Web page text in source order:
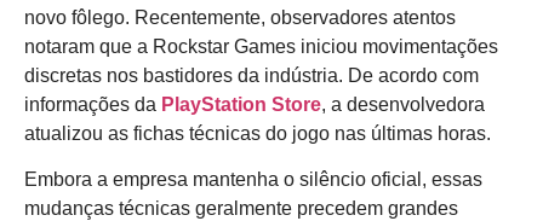
novo fôlego. Recentemente, observadores atentos
notaram que a Rockstar Games iniciou movimentações
discretas nos bastidores da indústria. De acordo com
informações da PlayStation Store, a desenvolvedora
atualizou as fichas técnicas do jogo nas últimas horas.
Embora a empresa mantenha o silêncio oficial, essas
mudanças técnicas geralmente precedem grandes